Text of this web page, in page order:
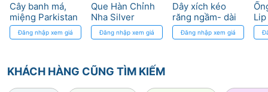
Cây banh má,
miệng Parkistan
Đăng nhập xem giá
Que Hàn Chỉnh
Nha Silver
Solder 0.5mm
Morelli
Đăng nhập xem giá
Dây xích kéo
răng ngầm- dài
1’’ Eyelet with
Chain Direct
Đăng nhập xem giá
KHÁCH HÀNG CŨNG TÌM KIẾM